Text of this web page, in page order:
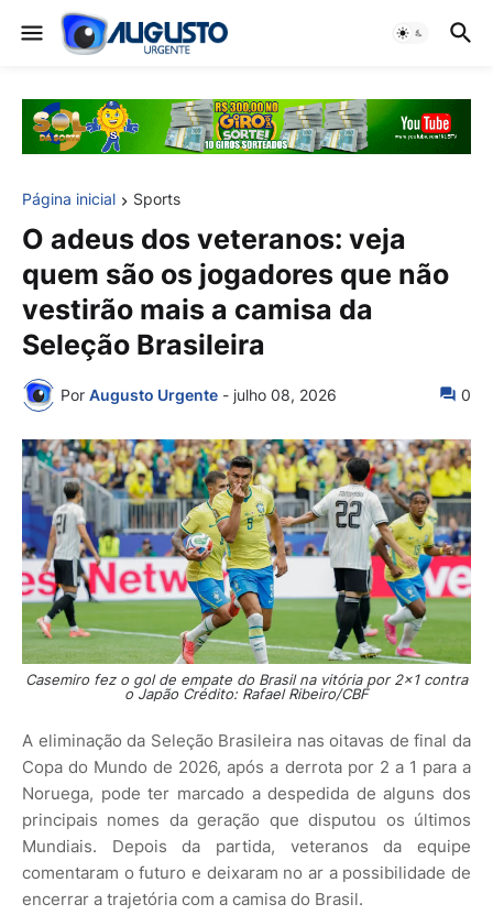
Página inicial Sports
O adeus dos veteranos: veja
quem são os jogadores que não
vestirão mais a camisa da
Seleção Brasileira
Por Augusto Urgente - julho 08, 2026 0
Casemiro fez o gol de empate do Brasil na vitória por 2x1 contra
o Japão Crédito: Rafael Ribeiro/CBF
A eliminação da Seleção Brasileira nas oitavas de final da
Copa do Mundo de 2026, após a derrota por 2 a 1 para a
Noruega, pode ter marcado a despedida de alguns dos
principais nomes da geração que disputou os últimos
Mundiais. Depois da partida, veteranos da equipe
comentaram o futuro e deixaram no ar a possibilidade de
encerrar a trajetória com a camisa do Brasil.